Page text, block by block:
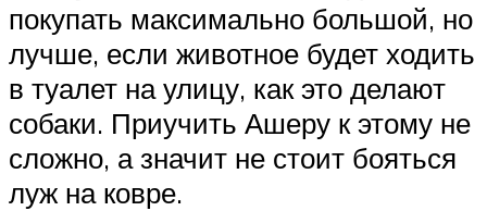
покупать максимально большой, но
лучше, если животное будет ходить
в туалет на улицу, как это делают
собаки. Приучить Ашеру к этому не
сложно, а значит не стоит бояться
луж на ковре.